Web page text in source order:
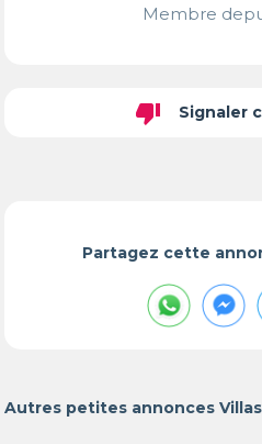
Membre
thumb_down Signaler
Partagez cette
Autres petites annonces